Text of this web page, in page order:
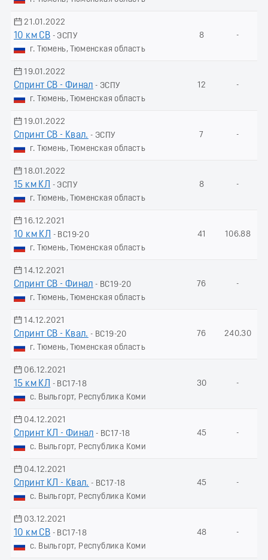
21.01.2022
10 км СВ - ЭСПУ
г. Тюмень, Тюменская область
8 -
19.01.2022
Спринт СВ - Финал - ЭСПУ
г. Тюмень, Тюменская область
12 -
19.01.2022
Спринт СВ - Квал. - ЭСПУ
г. Тюмень, Тюменская область
7 -
18.01.2022
15 км КЛ
- ЭСПУ
г. Тюмень, Тюменская область
8 -
16.12.2021
10 км КЛ
- ВС19-20
г. Тюмень, Тюменская область
41 106.88
14.12.2021
Спринт СВ - Финал - ВС19-20
г. Тюмень, Тюменская область
76 -
14.12.2021
Спринт СВ - Квал. - ВС19-20
г. Тюмень, Тюменская область
76 240.30
06.12.2021
15 км КЛ
- ВС17-18
с. Выльгорт, Республика Коми
30 -
04.12.2021
Спринт КЛ - Финал - ВС17-18
с. Выльгорт, Республика Коми
45 -
04.12.2021
Спринт КЛ - Квал. - ВС17-18
с. Выльгорт, Республика Коми
45 -
03.12.2021
10 км СВ - ВС17-18
с. Выльгорт, Республика Коми
48 -